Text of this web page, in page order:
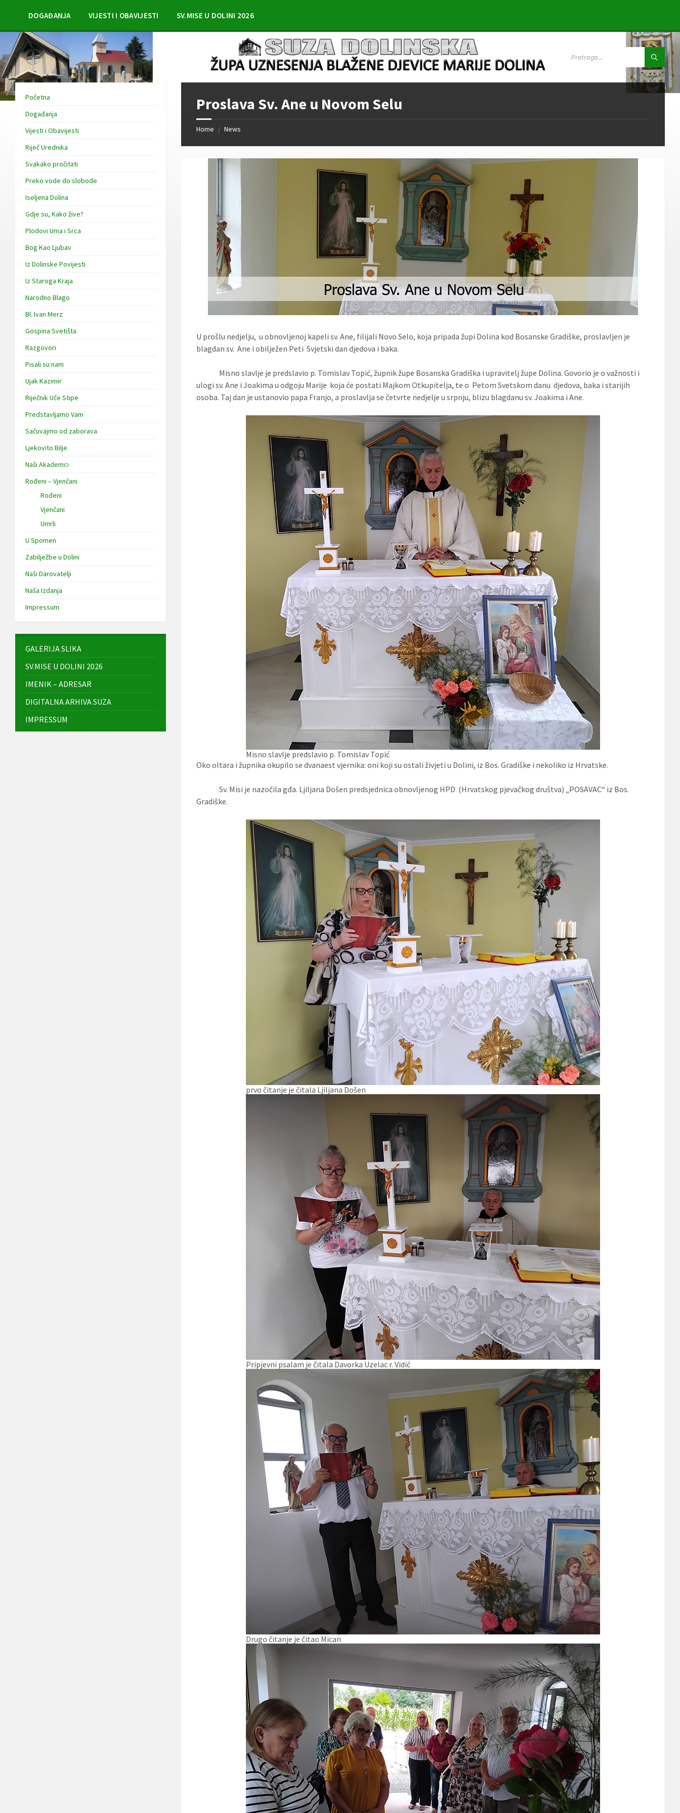
sidebar
DOGAĐANJA VIJESTI I OBAVIJESTI SV.MISE U DOLINI 2026
Proslava Sv. Ane u Novom Selu
Home / News
U prošlu nedjelju, u obnovljenoj kapeli sv. Ane, filijali Novo Selo, koja pripada župi Dolina kod Bosanske Gradiške, proslavljen je
blagdan sv. Ane i obilježen Peti Svjetski dan djedova i baka.
Misno slavlje je predslavio p. Tomislav Topić, župnik župe Bosanska Gradiška i upravitelj župe Dolina. Govorio je o važnosti i
ulogi sv. Ane i Joakima u odgoju Marije koja će postati Majkom Otkupitelja, te o Petom Svetskom danu djedova, baka i starijih
osoba. Taj dan je ustanovio papa Franjo, a proslavlja se četvrte nedjelje u srpnju, blizu blagdanu sv. Joakima i Ane.
Misno slavlje predslavio p. Tomislav Topić
Oko oltara i župnika okupilo se dvanaest vjernika: oni koji su ostali živjeti u Dolini, iz Bos. Gradiške i nekoliko iz Hrvatske.
Sv. Misi je nazočila gđa. Ljiljana Došen predsjednica obnovljenog HPD (Hrvatskog pjevačkog društva) „POSAVAC“ iz Bos.
Gradiške.
prvo čitanje je čitala Ljiljana Došen
Pripjevni psalam je čitala Davorka Uzelac r. Vidić
Drugo čitanje je čitao Mican
Početna
Događanja
Vijesti i Obavijesti
Riječ Urednika
Svakako pročitati
Preko vode do slobode
Iseljena Dolina
Gdje su, Kako žive?
Plodovi Uma i Srca
Bog Kao Ljubav
Iz Dolinske Povijesti
Iz Staroga Kraja
Narodno Blago
Bl. Ivan Merz
Gospina Svetišta
Razgovori
Pisali su nam
Ujak Kazimir
Riječnik Uče Stipe
Predstavljamo Vam
Sačuvajmo od zaborava
Ljekovito Bilje
Naši Akademci
Rođeni – Vjenčani
Rođeni
Vjenčani
Umrli
U Spomen
Zabilježbe u Dolini
Naši Darovatelji
Naša Izdanja
Impressum
GALERIJA SLIKA
SV.MISE U DOLINI 2026
IMENIK – ADRESAR
DIGITALNA ARHIVA SUZA
IMPRESSUM